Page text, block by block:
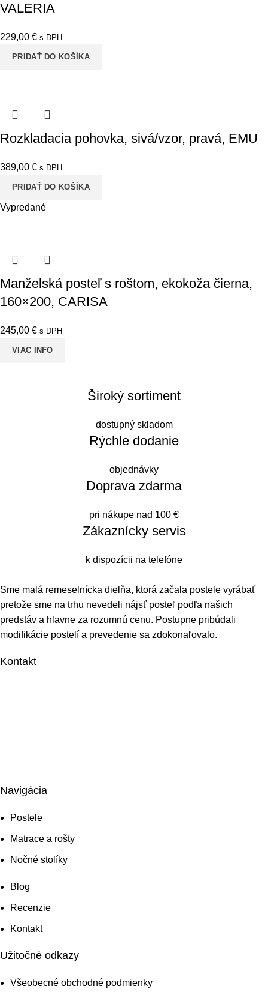
VALERIA
229,00 € s DPH
PRIDAŤ DO KOŠÍKA
Rozkladacia pohovka, sivá/vzor, pravá, EMU
389,00 € s DPH
PRIDAŤ DO KOŠÍKA
Vypredané
Manželská posteľ s roštom, ekokoža čierna,
160×200, CARISA
245,00 € s DPH
VIAC INFO
Široký sortiment
dostupný skladom
Rýchle dodanie
objednávky
Doprava zdarma
pri nákupe nad 100 €
Zákaznícky servis
k dispozícii na telefóne
Sme malá remeselnícka dielňa, ktorá začala postele vyrábať
pretože sme na trhu nevedeli nájsť posteľ podľa našich
predstáv a hlavne za rozumnú cenu. Postupne pribúdali
modifikácie postelí a prevedenie sa zdokonaľovalo.
Kontakt
Navigácia
Postele
Matrace a rošty
Nočné stolíky
Blog
Recenzie
Kontakt
Užitočné odkazy
Všeobecné obchodné podmienky